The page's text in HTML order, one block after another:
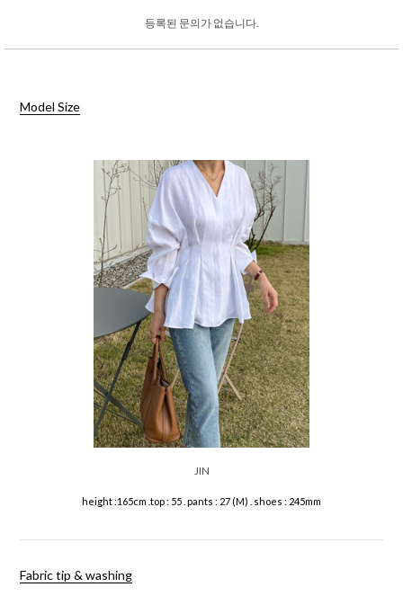
등록된 문의가 없습니다.
Model Size
JIN
height :165cm .top : 55 . pants : 27 (M) . shoes : 245mm
Fabric tip & washing